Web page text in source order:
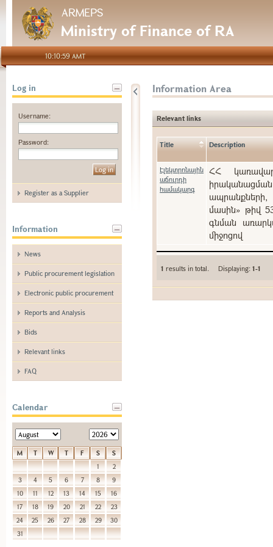
ARMEPS
Ministry of Finance of RA
10:10:59 AMT
Log in
Username:
Password:
Register as a Supplier
Information
News
Public procurement legislation
Electronic public procurement
Reports and Analysis
Bids
Relevant links
FAQ
Calendar
M T W T F S
S
1
2
3
4 5 6 7 8
9
10
11 12 13 14 15
16
17
18 19 20 21 22
23
24
25 26 27 28 29
30
31
Information Area
Relevant links
Title Description
Էլեկտրոնային
աճուրդի
համակարգ
ՀՀ
ապրանքների,
մասին» թիվ
գնման
միջոցով
1 results in total. Displaying:1-1